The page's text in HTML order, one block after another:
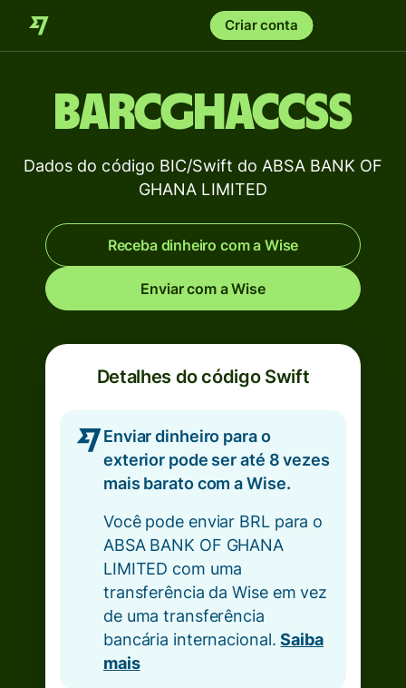
Criar conta
BARCGHACCSS
Dados do código BIC/Swift do ABSA BANK OF
GHANA LIMITED
Receba dinheiro com a Wise
Enviar com a Wise
Detalhes do código Swift
Enviar dinheiro para o
exterior pode ser até 8 vezes
mais barato com a Wise.
Você pode enviar BRL para o
ABSA BANK OF GHANA
LIMITED com uma
transferência da Wise em vez
de uma transferência
bancária internacional.Saiba
mais